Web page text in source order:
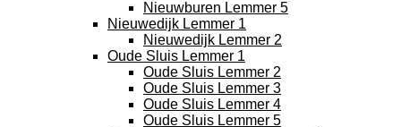
Nieuwburen Lemmer 5
Nieuwedijk Lemmer 1
Nieuwedijk Lemmer 2
Oude Sluis Lemmer 1
Oude Sluis Lemmer 2
Oude Sluis Lemmer 3
Oude Sluis Lemmer 4
Oude Sluis Lemmer 5